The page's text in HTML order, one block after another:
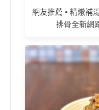
網友推薦 • 精燉補
排骨全新網